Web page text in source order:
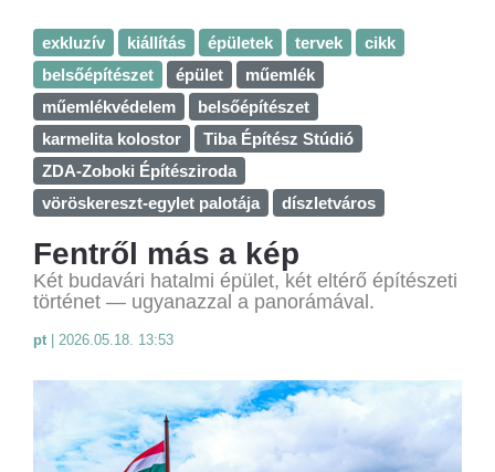
exkluzív kiállítás épületek tervek
cikk
belsőépítészet
épület
műemlék
műemlékvédelem
belsőépítészet
karmelita kolostor
Tiba Építész Stúdió
ZDA-Zoboki Építésziroda
vöröskereszt-egylet palotája
díszletváros
Fentről más a kép
Két budavári hatalmi épület, két eltérő építészeti
történet — ugyanazzal a panorámával.
pt 2026.05.18. 13:53